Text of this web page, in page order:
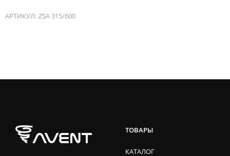
АРТИКУЛ: ZSA 315/600
ТОВАРЫ
КАТАЛОГ